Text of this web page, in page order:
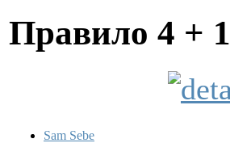
Правило 4 + 1
Sam Sebe